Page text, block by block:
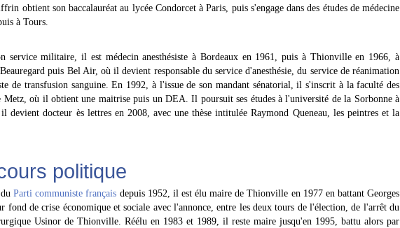
obtient son baccalauréat au lycée Condorcet à Paris, puis s'engage dans des études de médecine
à Tours.
service militaire, il est médecin anesthésiste à Bordeaux en 1961, puis à Thionville en 1966, à
puis Bel Air, où il devient responsable du service d'anesthésie, du service de réanimation
de transfusion sanguine. En 1992, à l'issue de son mandant sénatorial, il s'inscrit à la faculté des
Metz, où il obtient une maitrise puis un DEA. Il poursuit ses études à l'université de la Sorbonne à
devient docteur ès lettres en 2008, avec une thèse intitulée Raymond Queneau, les peintres et la
politique
duParti communiste français depuis 1952, il est élu maire de Thionville en 1977 en battant Georges
fond de crise économique et sociale avec l'annonce, entre les deux tours de l'élection, de l'arrêt du
Usinor de Thionville. Réélu en 1983 et 1989, il reste maire jusqu'en 1995, battu alors par